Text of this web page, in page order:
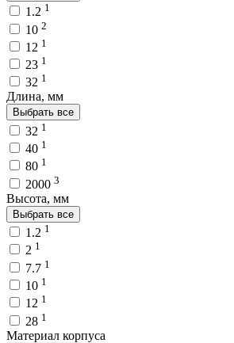
1.2 1
10 2
12 1
23 1
32 1
Длина, мм
Выбрать все
32 1
40 1
80 1
2000 3
Высота, мм
Выбрать все
1.2 1
2 1
7.7 1
10 1
12 1
28 1
Материал корпуса